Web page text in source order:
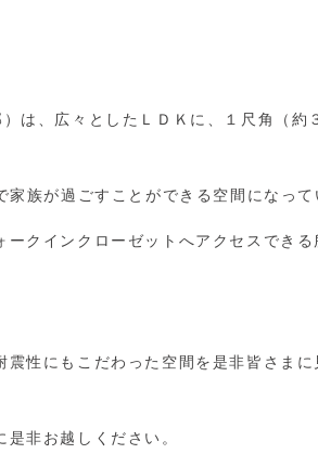
）は、広々としたＬＤＫに、１尺角（約
族が過ごすことができる空間になって
クインクローゼットへアクセスでき
性にもこだわった空間を是非皆さま
非お越しください。